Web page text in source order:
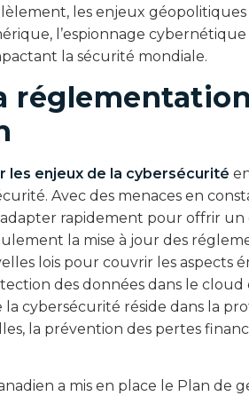
les enjeux
l’espionnage
la sécurité mondiale.
les enjeux de la cybersécurité
Avec des menaces en
rapidement pour offrir
la mise à jour des
lois pour couvrir les aspects
des données dans le cloud
la cybersécurité réside dans la
la prévention des pertes
a mis en place le Plan de